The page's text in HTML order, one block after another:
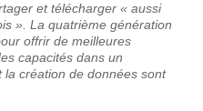
et télécharger « aussi
». La quatrième génération
offrir de meilleures
capacités dans un
la création de données sont